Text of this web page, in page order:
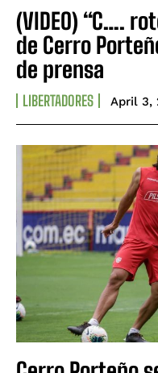
(VIDEO) “C….
de Cerro
de prensa
LIBERTADORES April 3,